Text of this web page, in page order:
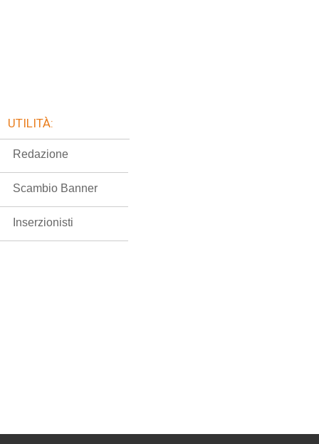
UTILITÀ:
Redazione
Scambio Banner
Inserzionisti